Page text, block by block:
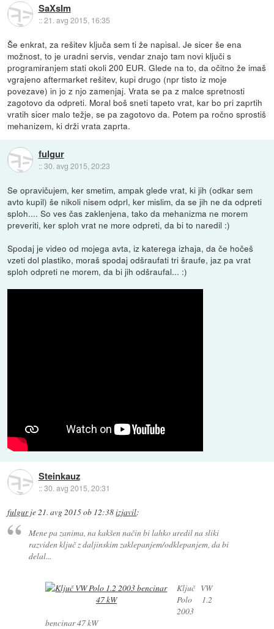
SaXsIm
::21. avg 2015, 16:35
Še enkrat, za rešitev ključa sem ti že napisal. Je sicer še ena
možnost, to je uradni servis, vendar znajo tam novi ključi s
programiranjem stati okoli 200 EUR. Glede na to, da očitno že imaš
vgrajeno aftermarket rešitev, kupi drugo (npr tisto iz moje
povezave) in jo z njo zamenjaj. Vrata se pa z malce spretnosti
zagotovo da odpreti. Moral boš sneti tapeto vrat, kar bo pri zaprtih
vratih sicer malo težje, se pa zagotovo da. Potem pa ročno sprostiš
mehanizem, ki drži vrata zaprta.
fulgur
::30. avg 2015, 20:23
Se opravičujem, ker smetim, ampak glede vrat, ki jih (odkar sem
avto kupil) še nikoli nisem odprl, ker mislim, da se jih ne da odpreti
sploh.... So ves čas zaklenjena, tako da mehanizma ne morem
preveriti, ker sploh vrat ne more odpreti, da bi to naredil :)
Spodaj je video od mojega avta, iz katerega izhaja, da če hočeš
vzeti dol plastiko, moraš spodaj odšraufati tri šraufe, jaz pa vrat
sploh odpreti ne morem, da bi jih odšraufal... :)
Steinkauz
::30. avg 2015, 20:31
fulgurje21. avg 2015 ob 12:38izjavil:
Mene pa zanima, na kakšen način bi lahko uredil na sliki
razviden ključ z daljinskim zaklepanjem/odklepanjem, da bi
delal...
Ključ VW
Polo 1.2
2003
bencinar 47 kW